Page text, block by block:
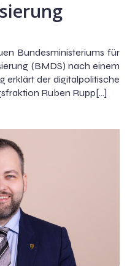
Bundesministeriums für
(BMDS) nach einem
erklärt der digitalpolitische
Ruben Rupp[…]